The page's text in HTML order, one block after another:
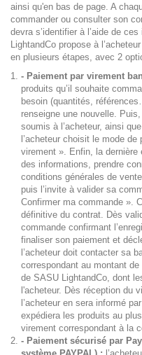
ainsi qu'en bas de page. A
commander ou consulter son
devra s’identifier à l’aide de
LightandCo propose à
en plusieurs étapes, avec 2
- Paiement par virement
produits qu’il souhaite
besoin (quantités,
renseigne une nouvelle.
soumis à l’acheteur, ainsi
l’acheteur choisit le mode
virement ». Enfin, la dernière
des informations, prendre
conditions générales de
puis l’invite à valider sa
Confirmer ma commande ».
définitive du contrat. Dès
commande confirmant
finaliser son paiement et
l’acheteur doit contacter sa
correspondant au montant
de SASU LightandCo, dont
l'acheteur. Dès réception du
l’acheteur en sera informé
expédiera les produits au
virement correspondant à la
- Paiement sécurisé par